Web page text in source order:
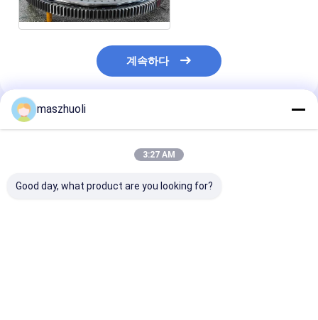
계속하다
추천된 제품
maszhuoli
3:27 AM
Good day, what product are you looking for?